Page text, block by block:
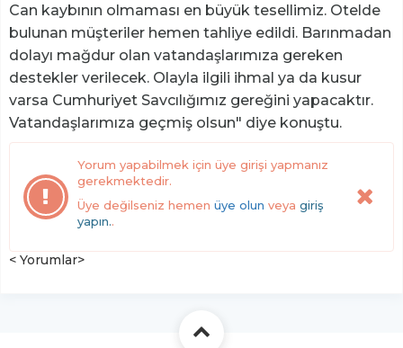
Can kaybının olmaması en büyük tesellimiz. Otelde
bulunan müşteriler hemen tahliye edildi. Barınmadan
dolayı mağdur olan vatandaşlarımıza gereken
destekler verilecek. Olayla ilgili ihmal ya da kusur
varsa Cumhuriyet Savcılığımız gereğini yapacaktır.
Vatandaşlarımıza geçmiş olsun" diye konuştu.
Yorum yapabilmek için üye girişi yapmanız
gerekmektedir.
Üye değilseniz hemen üye olun veya giriş
yapın..
< Yorumlar>